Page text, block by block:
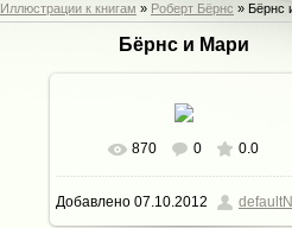
Иллюстрации к книгам » Роберт Бёрнс » Бёрнс
Бёрнс и Мари
В реальном размере 944x690
101.8Kb
870 0 0.0
Добавлено 07.10.2012